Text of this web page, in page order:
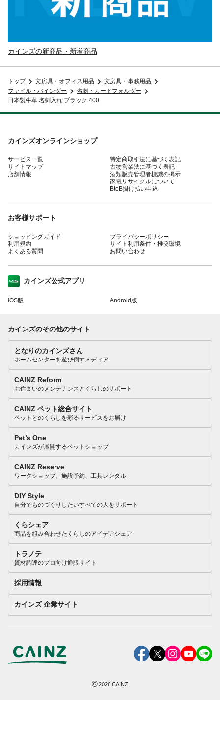
カインズの新商品・新着商品
トップ 文房具・オフィス用品
文房具・事務用品
ファイル・バインダー
名刺・カードフォルダー
日本製牛革 名刺入れ ブラック 400
カインズオンラインショップ
サービス一覧
サイトマップ
店舗情報
特定商取引法に基づく表記
古物営業法に基づく表記
酒類販売管理者標識の掲示
家電リサイクルについて
BtoB掛け払い申込
お客様サポート
ショッピングガイド
利用規約
よくある質問
プライバシーポリシー
サイト利用条件・推奨環境
お問い合わせ
カインズ公式アプリ
iOS版 Android版
カインズのその他のサイト
となりのカインズさん
ホームセンターを遊び倒すメディア
CAINZ Reform
お住まいのメンテナンスとくらしのサポート
CAINZ ペット総合サイト
ペットとのくらしを彩るサービスをお届け
Pet’s One
カインズが展開するペットショップ
CAINZ Reserve
ワークショップ、施設予約、工具レンタル
DIY Style
自分でものづくりしたいすべての人をサポート
くらシェア
商品を組み合わせたくらしのアイデアシェア
トラノテ
資材調達のプロ向け通販サイト
採用情報
カインズ 企業サイト
©2026 CAINZ